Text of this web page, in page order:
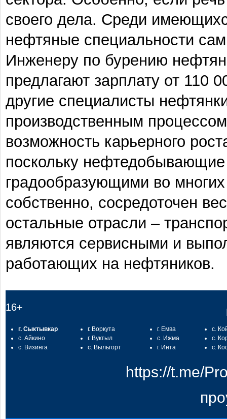
своего дела. Среди
нефтяные специальности
Инженеру по бурению
предлагают зарплату от 110
другие специалисты
производственным
возможность карьерного
поскольку
градообразующими во
собственно, сосредоточен
остальные отрасли –
являются сервисными и
работающих на нефтяников.
16+
г. Сыктывкар
с. Айкино
с. Визинга
г. Воркута
г. Вуктыл
с. Выльгорт
г. Емва
с. Ижма
г. Инта
с.
с.
с.
https://t.me/